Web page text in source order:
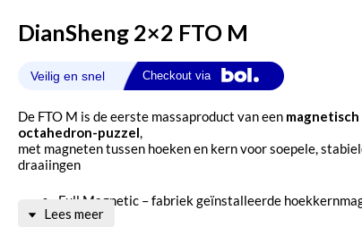
DianSheng 2×2 FTO M
De FTO M is de eerste massaproduct van een magnetisch
octahedron-puzzel,
met magneten tussen hoeken en kern voor soepele,
draaiingen
Full Magnetic – fabriek geïnstalleerde
Lees meer